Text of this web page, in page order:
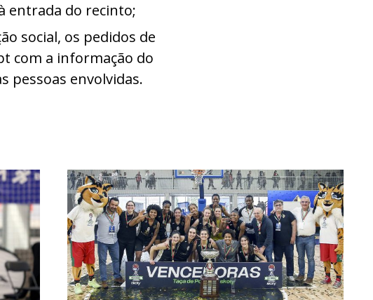
entrada do recinto;
social, os pedidos de
com a informação do
pessoas envolvidas.